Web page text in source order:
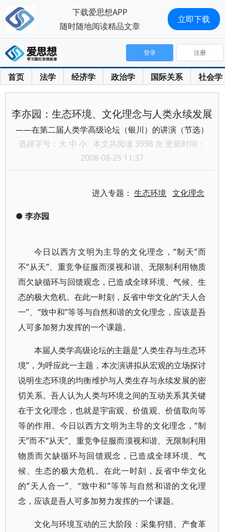
首页 法学 经济学 政治学 国际关系 社会学
登录 注册
李亦园：生态环境、文化理念与人类永续发展
——在第二届人类学高级论坛（银川）的讲演（节选）
选择字号： 大 中 小 本文共阅读 3998 次 更新时间：
2008-08-25 11:37
进入专题：生态环境 文化理念
● 李亦园
今日以西方文明为主导的文化理念，“制天”而
不“从天”、重竞争征服而漠视和谐、无限制利用物质
而欠缺循环与回馈观念，已造成全球环境、气候、生
态的极大危机。在此一时刻，反省中华文化的“天人合
一”、“致中和”等等与自然和谐的文化理念，应该是吾
人可多加努力发挥的一个课题。
本届人类学高级论坛的主题是“人类生存与生态环
境”，为呼应此一主题，本次演讲拟从宏观的立场探讨
说明生态环境的均衡维护与人类生存与永续发展的密
切关系。吾人认为人类与环境之间的互动关系其关键
在于文化理念，也就是宇宙观、价值观、价值取向等
等的作用。今日以西方文明为主导的文化理念，“制
天”而不“从天”、重竞争征服而漠视和谐、无限制利用
物质而欠缺循环与回馈观念，已造成全球环境、气
候、生态的极大危机。在此一时刻，反省中华文化
的“天人合一”、“致中和”等等与自然和谐的文化理
念，应该是吾人可多加努力发挥的一个课题。
文化与环境互动的三大阶段：采集狩猎、产食革
下载爱思想APP
随时随地阅读精品文章
立即下载